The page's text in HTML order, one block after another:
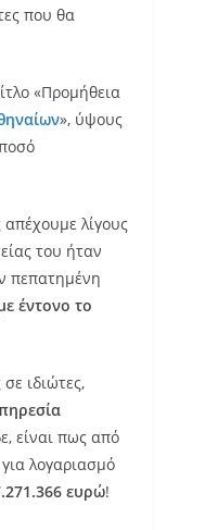
που θα
«Προμήθεια
», ύψους
λίγους
του ήταν
πεπατημένη
έντονο το
ιδιώτες,
είναι πως από
λογαριασμό
ευρώ!